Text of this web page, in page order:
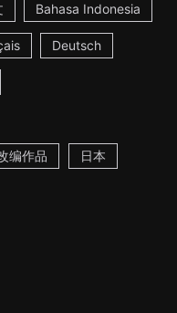
Bahasa Indonesia
Deutsch
编作品 日本